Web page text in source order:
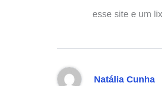
esse site e um
Natália Cunha